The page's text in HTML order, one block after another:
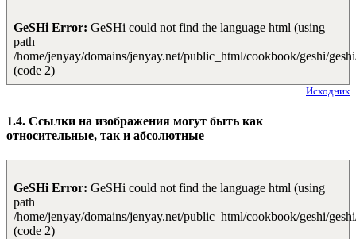
GeSHi Error: GeSHi could not find the language html (using
path
/home/jenyay/domains/jenyay.net/public_html/cookbook/geshi/
(code 2)
Исходник
1.4. Ссылки на изображения могут быть как
относительные, так и абсолютные
GeSHi Error: GeSHi could not find the language html (using
path
/home/jenyay/domains/jenyay.net/public_html/cookbook/geshi/
(code 2)